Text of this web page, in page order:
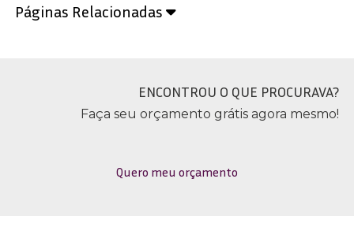
Páginas Relacionadas
ENCONTROU O QUE PROCURAVA?
Faça seu orçamento grátis agora mesmo!
Quero meu orçamento